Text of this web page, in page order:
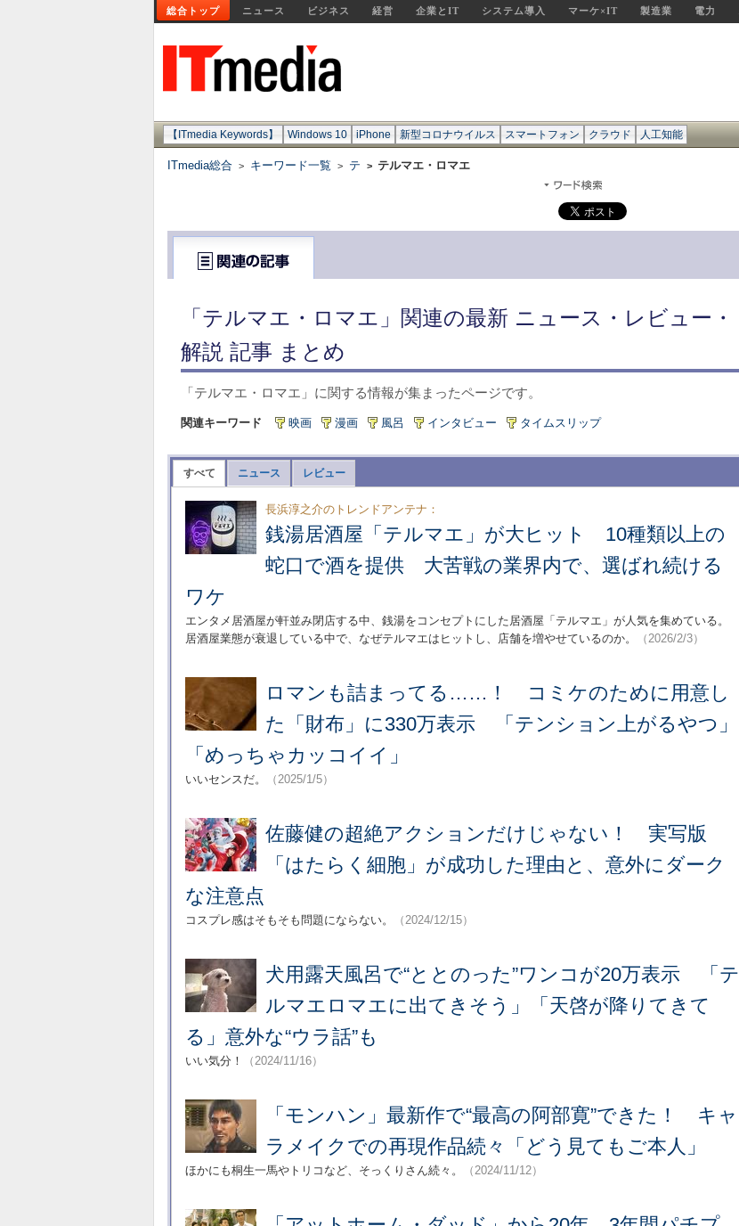
総合トップ ニュース ビジネス 経営 企業とIT システム導入 マーケ×IT 製造業 電力
【ITmedia Keywords】 Windows 10 iPhone 新型コロナウイルス スマートフォン クラウド 人工知能
ITmedia総合 > キーワード一覧 > テ > テルマエ・ロマエ
「テルマエ・ロマエ」関連の最新 ニュース・レビュー・
解説 記事 まとめ
「テルマエ・ロマエ」に関する情報が集まったページです。
関連キーワード 映画 漫画 風呂 インタビュー タイムスリップ
すべて ニュース レビュー
長浜淳之介のトレンドアンテナ：
銭湯居酒屋「テルマエ」が大ヒット 10種類以上の
蛇口で酒を提供 大苦戦の業界内で、選ばれ続ける
ワケ
エンタメ居酒屋が軒並み閉店する中、銭湯をコンセプトにした居酒屋「テルマエ」が人気を集めている。
居酒屋業態が衰退している中で、なぜテルマエはヒットし、店舗を増やせているのか。
（2026/2/3）
ロマンも詰まってる……！ コミケのために用意し
た「財布」に330万表示 「テンション上がるやつ」
「めっちゃカッコイイ」
いいセンスだ。 （2025/1/5）
佐藤健の超絶アクションだけじゃない！ 実写版
「はたらく細胞」が成功した理由と、意外にダーク
な注意点
コスプレ感はそもそも問題にならない。 （2024/12/15）
犬用露天風呂で“ととのった”ワンコが20万表示 「テ
ルマエロマエに出てきそう」「天啓が降りてきて
る」意外な“ウラ話”も
いい気分！ （2024/11/16）
「モンハン」最新作で“最高の阿部寛”できた！ キャ
ラメイクでの再現作品続々「どう見てもご本人」
ほかにも桐生一馬やトリコなど、そっくりさん続々。 （2024/11/12）